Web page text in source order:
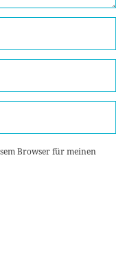
Browser für meinen